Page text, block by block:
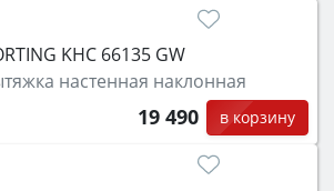
KHC 66135 GW
настенная наклонная
19 490 в корзину